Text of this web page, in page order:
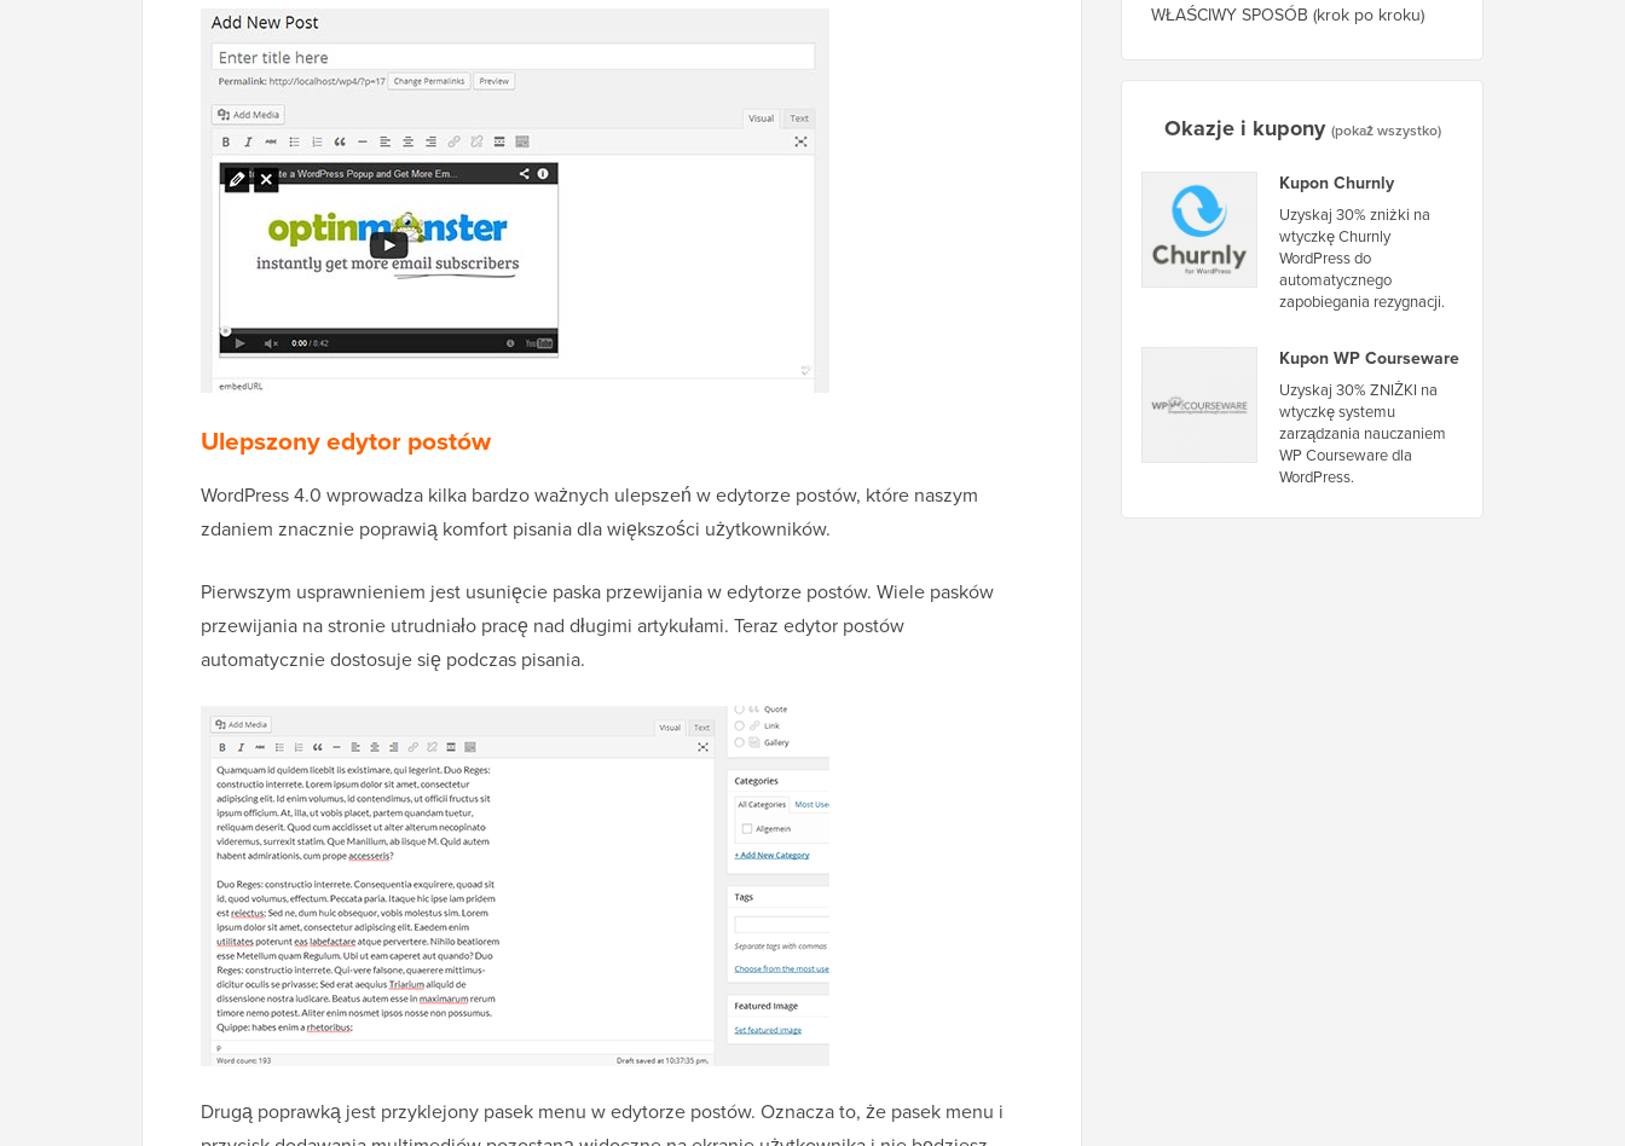
Ulepszony edytor postów
WordPress 4.0 wprowadza kilka bardzo ważnych ulepszeń w edytorze postów, które naszym
zdaniem znacznie poprawią komfort pisania dla większości użytkowników.
Pierwszym usprawnieniem jest usunięcie paska przewijania w edytorze postów. Wiele pasków
przewijania na stronie utrudniało pracę nad długimi artykułami. Teraz edytor postów
automatycznie dostosuje się podczas pisania.
Drugą poprawką jest przyklejony pasek menu w edytorze postów. Oznacza to, że pasek menu i
WŁAŚCIWY SPOSÓB (krok po kroku)
Okazje i kupony (pokaż wszystko)
Kupon Churnly
Uzyskaj 30% zniżki na
wtyczkę Churnly
WordPress do
automatycznego
zapobiegania rezygnacji.
Kupon WP Courseware
Uzyskaj 30% ZNIŻKI na
wtyczkę systemu
zarządzania nauczaniem
WP Courseware dla
WordPress.